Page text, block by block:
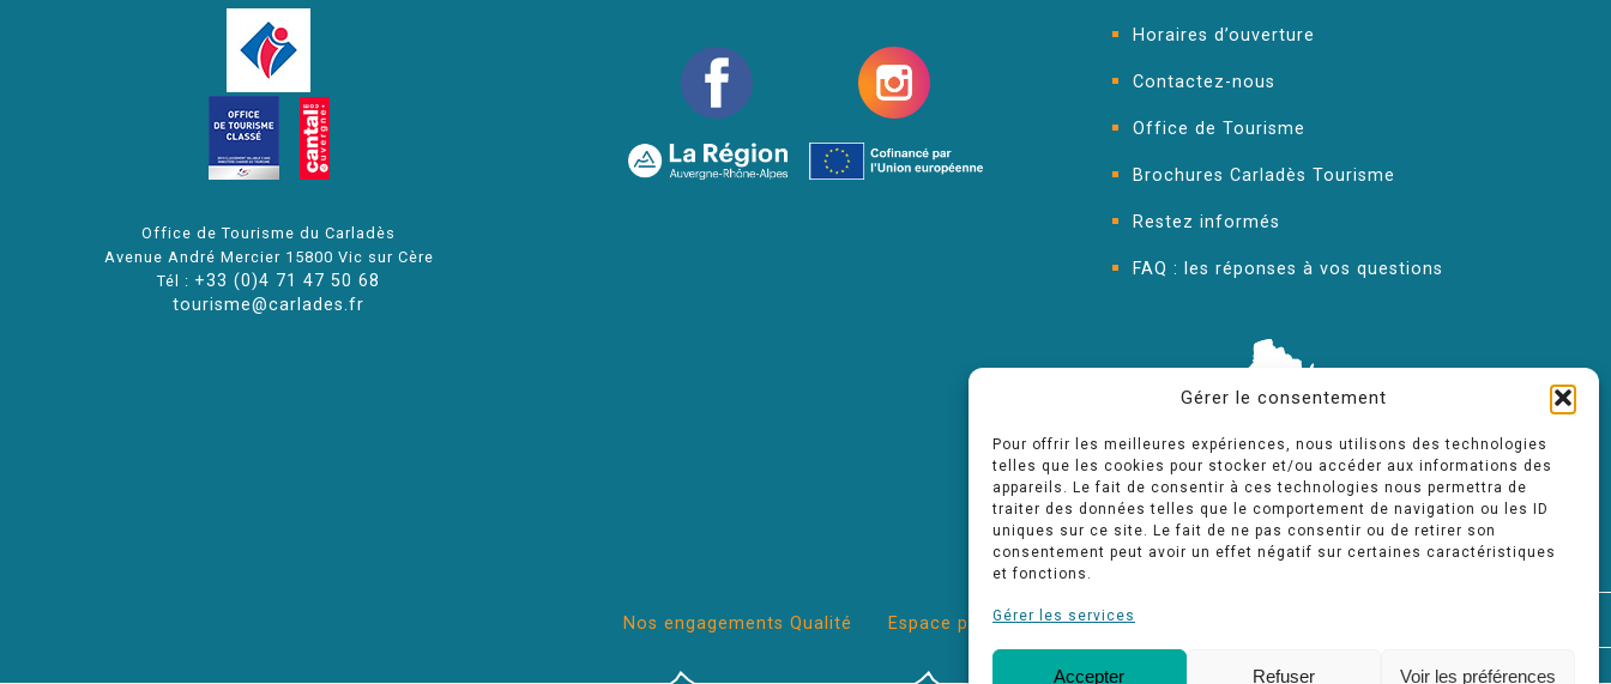
Gérer le consentement
Pour offrir les meilleures expériences, nous utilisons des technologies
telles que les cookies pour stocker et/ou accéder aux informations des
appareils. Le fait de consentir à ces technologies nous permettra de
traiter des données telles que le comportement de navigation ou les ID
uniques sur ce site. Le fait de ne pas consentir ou de retirer son
consentement peut avoir un effet négatif sur certaines caractéristiques
et fonctions.
Gérer les services
Accepter Refuser Voir les préférences
Office de Tourisme du Carladès
Avenue André Mercier 15800 Vic sur Cère
Tél : +33 (0)4 71 47 50 68
tourisme@carlades.fr
Horaires d’ouverture
Contactez-nous
Office de Tourisme
Brochures Carladès Tourisme
Restez informés
FAQ : les réponses à vos questions
Nos engagements Qualité Espace pro